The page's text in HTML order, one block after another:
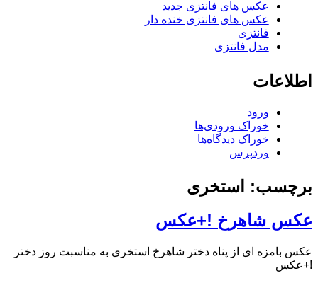
عکس های فانتزی جدید
عکس های فانتزی خنده دار
فانتزی
مدل فانتزی
اطلاعات
ورود
خوراک ورودی‌ها
خوراک دیدگاه‌ها
وردپرس
برچسب: استخری
عکس شاهرخ !+عکس
عکس بامزه ای از پناه دختر شاهرخ استخری به مناسبت روز دختر
!+عکس